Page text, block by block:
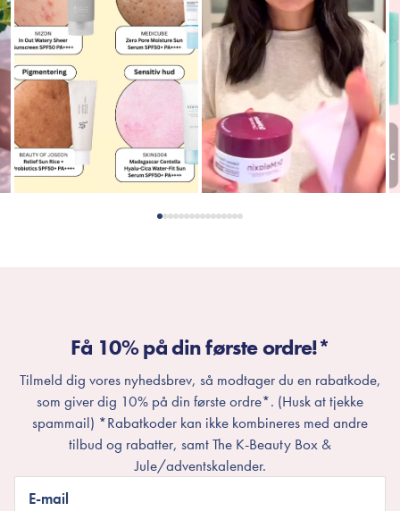
Få 10% på din første ordre!*
Tilmeld dig vores nyhedsbrev, så modtager du en rabatkode,
som giver dig 10% på din første ordre*. (Husk at tjekke
spammail) *Rabatkoder kan ikke kombineres med andre
tilbud og rabatter, samt The K-Beauty Box &
Jule/adventskalender.
E-mail